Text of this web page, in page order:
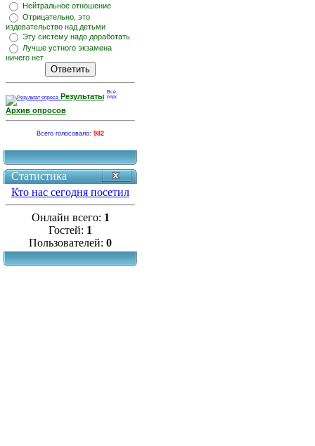
Нейтральное отношение
Отрицательно, это
издевательство над детьми
Эту систему надо доработать
Лучше устного экзамена
ничего нет
Результаты
Архив опросов
Всего голосовало: 982
Статистика
Кто нас сегодня посетил
Онлайн всего: 1
Гостей: 1
Пользователей: 0